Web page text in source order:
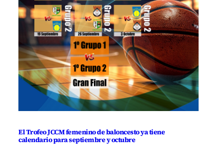
El Trofeo JCCM femenino de baloncesto ya tiene
calendario para septiembre y octubre